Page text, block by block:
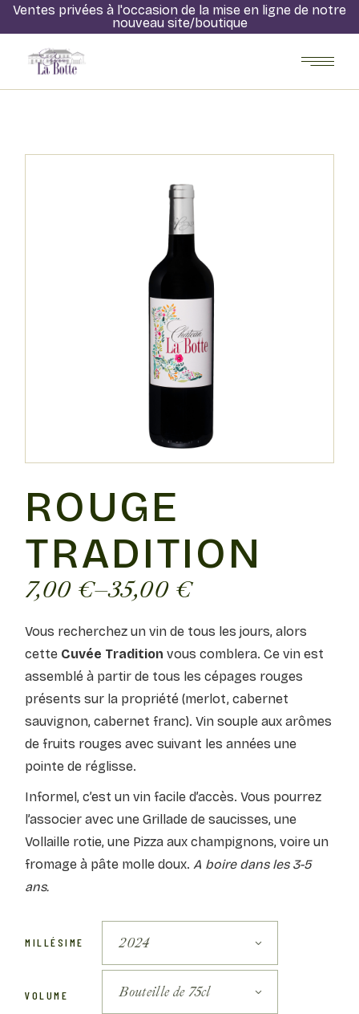
Ventes privées à l'occasion de la mise en ligne de notre
nouveau site/boutique
ROUGE
TRADITION
7,00 €–35,00 €
Vous recherchez un vin de tous les jours, alors
cette Cuvée Tradition vous comblera. Ce vin est
assemblé à partir de tous les cépages rouges
présents sur la propriété (merlot, cabernet
sauvignon, cabernet franc). Vin souple aux arômes
de fruits rouges avec suivant les années une
pointe de réglisse.
Informel, c’est un vin facile d’accès. Vous pourrez
l’associer avec une Grillade de saucisses, une
Vollaille rotie, une Pizza aux champignons, voire un
fromage à pâte molle doux. A boire dans les 3-5
ans.
MILLÉSIME 2024
VOLUME Bouteille de 75cl